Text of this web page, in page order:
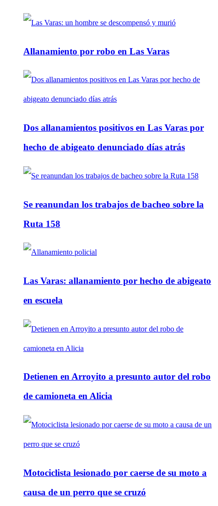
Allanamiento por robo en Las Varas
Dos allanamientos positivos en Las Varas por
hecho de abigeato denunciado días atrás
Se reanundan los trabajos de bacheo sobre la
Ruta 158
Las Varas: allanamiento por hecho de abigeato
en escuela
Detienen en Arroyito a presunto autor del robo
de camioneta en Alicia
Motociclista lesionado por caerse de su moto a
causa de un perro que se cruzó